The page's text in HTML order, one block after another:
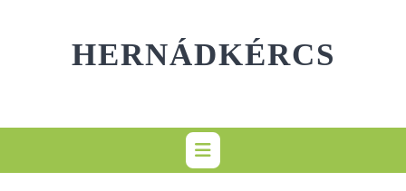
HERNÁDKÉRCS